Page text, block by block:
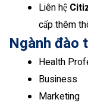
Liên hệ
cấp thêm
Ngành đào
Health
Business
Marketing